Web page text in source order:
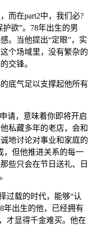
而在part2中，我们必?
欲”。78年出生的男
。当他提出“定眼”，实
个场域里，没有繁杂的
交锋。
底气足以支撑起他所有
请，意味着你即将开启
私藏多年的老店，会和
地讨论对事业和家庭的
，但他推进关系的每一
些只会在节日送礼、日
过载的时代，能够“认
年出生的他，已经拥有
才显得千金难买。他在